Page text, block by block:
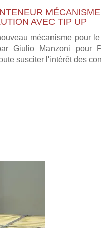
AVEC TIP UP
mécanisme pour
Giulio Manzoni pour
susciter l'intérêt des